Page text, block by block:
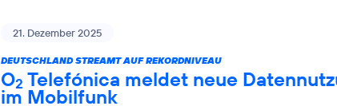
21. Dezember 2025
DEUTSCHLAND STREAMT AUF REKORDNIVEAU
O2 Telefónica meldet neue
im Mobilfunk